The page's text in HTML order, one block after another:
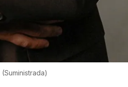
(Suministrada)